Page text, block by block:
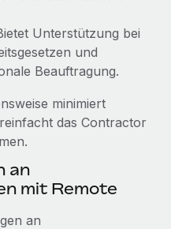
in 19 Ländern
im Bereich der
Unterstützung bei
und
Beauftragung.
minimiert
das Contractor
an
mit Remote
an